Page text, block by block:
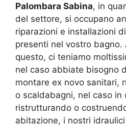
Palombara Sabina, in
del settore, si occupano
riparazioni e installazioni
presenti nel vostro
questo, ci teniamo
nel caso abbiate bisogno
montare ex novo sanitari,
o scaldabagni, nel caso in
ristrutturando o
abitazione, i nostri